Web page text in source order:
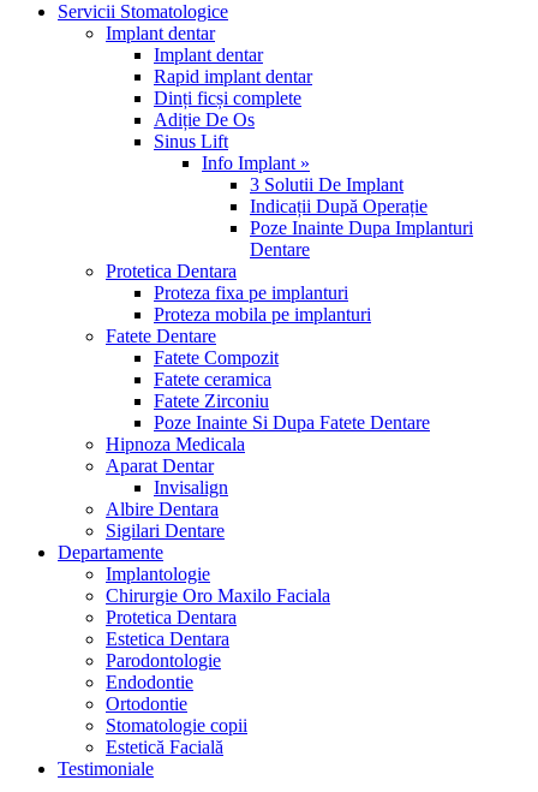
Servicii Stomatologice
Implant dentar
Implant dentar
Rapid implant dentar
Dinți ficși complete
Adiție De Os
Sinus Lift
Info Implant »
3 Solutii De Implant
Indicații După Operație
Poze Inainte Dupa Implanturi
Dentare
Protetica Dentara
Proteza fixa pe implanturi
Proteza mobila pe implanturi
Fatete Dentare
Fatete Compozit
Fatete ceramica
Fatete Zirconiu
Poze Inainte Si Dupa Fatete Dentare
Hipnoza Medicala
Aparat Dentar
Invisalign
Albire Dentara
Sigilari Dentare
Departamente
Implantologie
Chirurgie Oro Maxilo Faciala
Protetica Dentara
Estetica Dentara
Parodontologie
Endodontie
Ortodontie
Stomatologie copii
Estetică Facială
Testimoniale